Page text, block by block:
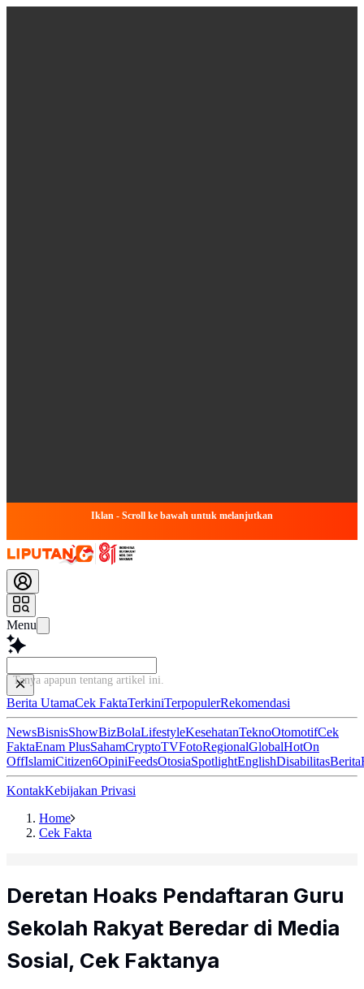
Iklan - Scroll ke bawah untuk melanjutkan
Menu
Tanya apapun tentang artikel
Berita UtamaCek FaktaTerkiniTerpopulerRekomendasi
NewsBisnisShowBizBolaLifestyleKesehatanTeknoOtomotifCek
FaktaEnam PlusSahamCryptoTVFotoRegionalGlobalHotOn
OffIslamiCitizen6OpiniFeedsOtosiaSpotlightEnglishDisabilitasBerita
KontakKebijakan Privasi
Home
Cek Fakta
Deretan Hoaks Pendaftaran Guru
Sekolah Rakyat Beredar di Media
Sosial, Cek Faktanya